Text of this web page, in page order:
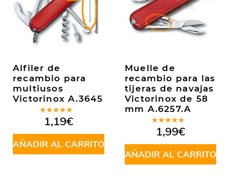
Alfiler de
recambio para
multiusos
Victorinox A.3645
Valorado
en5.00de
5
1,19€
AÑADIR AL CARRITO
Muelle de
recambio para las
tijeras de navajas
Victorinox de 58
mm A.6257.A
Valorado
en5.00de
5
1,99€
AÑADIR AL CARRITO